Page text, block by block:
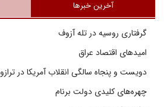
آخرین خبرها
گرفتاری روسیه در تله آزوف
امیدهای اقتصاد عراق
دویست و پنجاه سالگی انقلاب آمریکا در ترازو
چهره‌های کلیدی دولت برنام